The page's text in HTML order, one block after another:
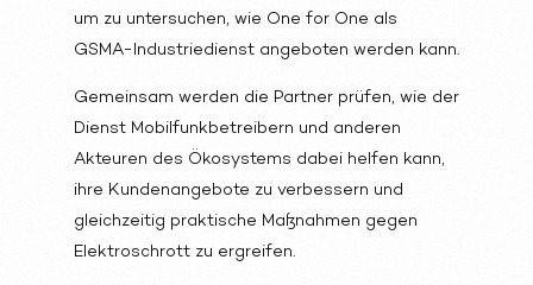
um zu untersuchen, wie One for One als
GSMA-Industriedienst angeboten werden kann.
Gemeinsam werden die Partner prüfen, wie der
Dienst Mobilfunkbetreibern und anderen
Akteuren des Ökosystems dabei helfen kann,
ihre Kundenangebote zu verbessern und
gleichzeitig praktische Maßnahmen gegen
Elektroschrott zu ergreifen.